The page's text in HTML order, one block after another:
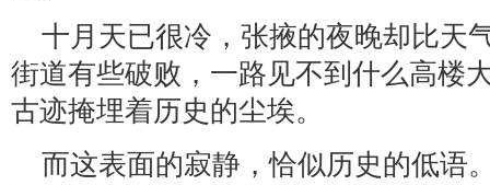
十月天已很冷，张掖的夜晚却比天
街道有些破败，一路见不到什么高楼
古迹掩埋着历史的尘埃。
而这表面的寂静，恰似历史的低语